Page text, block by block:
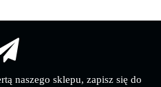
naszego sklepu, zapisz się do